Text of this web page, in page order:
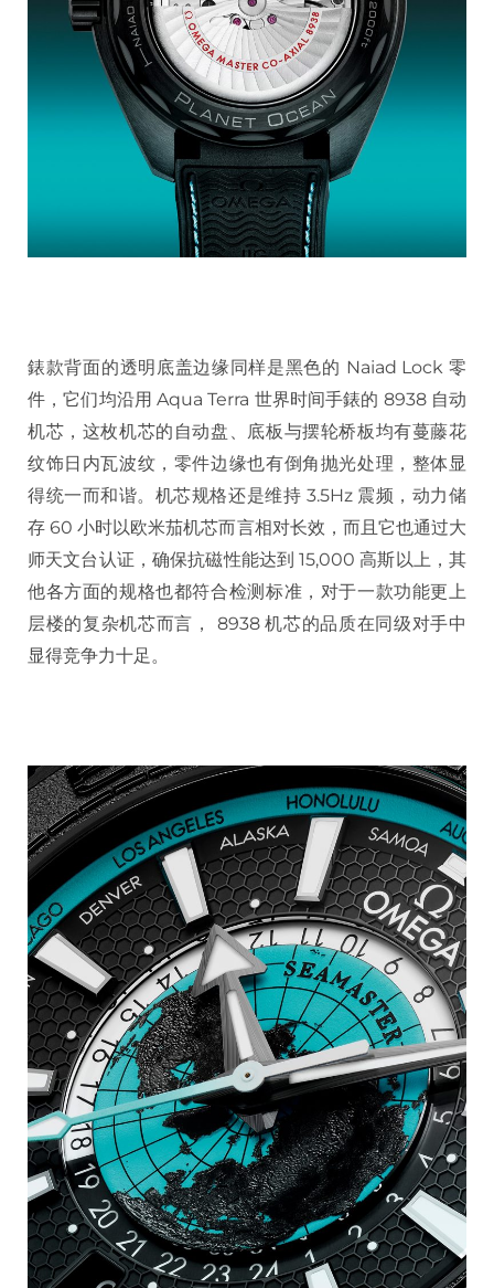
錶款背面的透明底盖边缘同样是黑色的 Naiad Lock 零
件，它们均沿用 Aqua Terra 世界时间手錶的 8938 自动
机芯，这枚机芯的自动盘、底板与摆轮桥板均有蔓藤花
纹饰日内瓦波纹，零件边缘也有倒角抛光处理，整体显
得统一而和谐。机芯规格还是维持 3.5Hz 震频，动力储
存 60 小时以欧米茄机芯而言相对长效，而且它也通过大
师天文台认证，确保抗磁性能达到 15,000 高斯以上，其
他各方面的规格也都符合检测标准，对于一款功能更上
层楼的复杂机芯而言， 8938 机芯的品质在同级对手中
显得竞争力十足。